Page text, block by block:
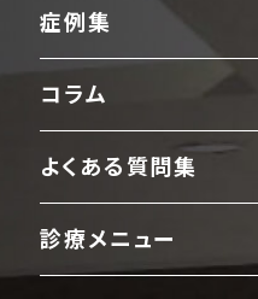
症例集
コラム
よくある質問集
診療メニュー